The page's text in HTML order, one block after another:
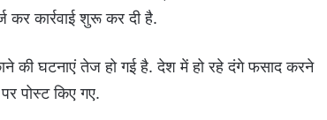
कार्रवाई शुरू कर दी है.
की घटनाएं तेज हो गई है. देश में हो रहे दंगे फसाद करने
पोस्ट किए गए.